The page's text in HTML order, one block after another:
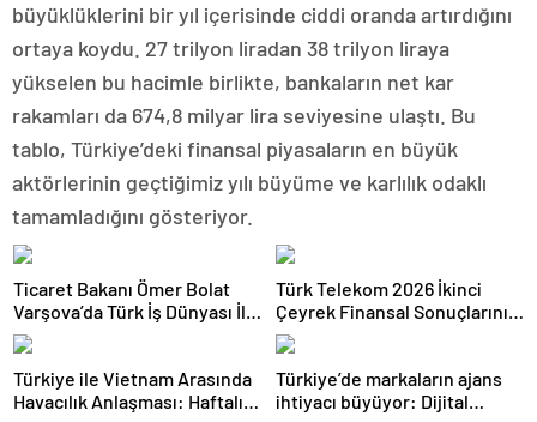
büyüklüklerini bir yıl içerisinde ciddi oranda artırdığını
ortaya koydu. 27 trilyon liradan 38 trilyon liraya
yükselen bu hacimle birlikte, bankaların net kar
rakamları da 674,8 milyar lira seviyesine ulaştı. Bu
tablo, Türkiye’deki finansal piyasaların en büyük
aktörlerinin geçtiğimiz yılı büyüme ve karlılık odaklı
tamamladığını gösteriyor.
Ticaret Bakanı Ömer Bolat
Varşova’da Türk İş Dünyası İle
Buluştu: Ticaret Hacmi 12,5
Milyar Dolara Ulaştı
Türk Telekom 2026 İkinci
Çeyrek Finansal Sonuçlarını
Açıkladı: Yarı Yıl Geliri 142
Milyar TL’yi Aştı
Türkiye ile Vietnam Arasında
Havacılık Anlaşması: Haftalık
Türkiye’de markaların ajans
ihtiyacı büyüyor: Dijital